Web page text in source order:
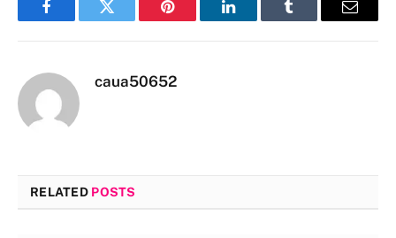
FacebookTwitter Pinterest LinkedInTumblr Email
caua50652
RELATED POSTS